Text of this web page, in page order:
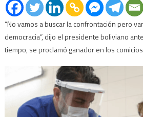
“No vamos a buscar la confrontación pero
democracia”, dijo el presidente boliviano
tiempo, se proclamó ganador en los